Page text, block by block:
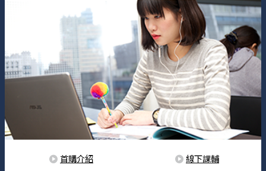
首購介紹 線下課輔